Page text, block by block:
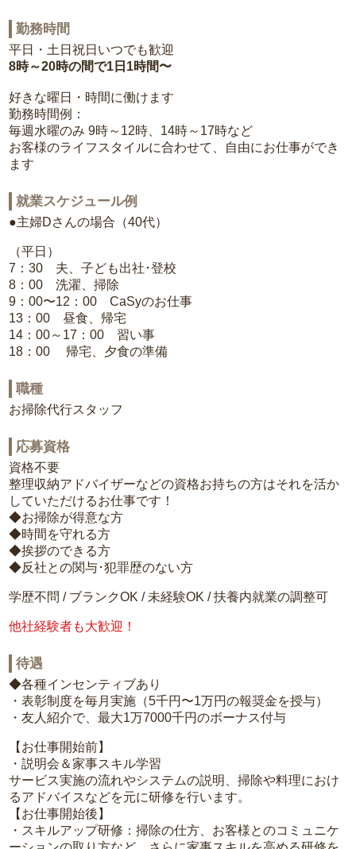
勤務時間
平日・土日祝日いつでも歓迎
8時～20時の間で1日1時間〜
好きな曜日・時間に働けます
勤務時間例：
毎週水曜のみ 9時～12時、14時～17時など
お客様のライフスタイルに合わせて、自由にお仕事ができ
ます
就業スケジュール例
●主婦Dさんの場合（40代）
（平日）
7：30 夫、子ども出社･登校
8：00 洗濯、掃除
9：00〜12：00 CaSyのお仕事
13：00 昼食、帰宅
14：00～17：00 習い事
18：00 帰宅、夕食の準備
職種
お掃除代行スタッフ
応募資格
資格不要
整理収納アドバイザーなどの資格お持ちの方はそれを活か
していただけるお仕事です！
◆お掃除が得意な方
◆時間を守れる方
◆挨拶のできる方
◆反社との関与･犯罪歴のない方
学歴不問 / ブランクOK / 未経験OK / 扶養内就業の調整可
他社経験者も大歓迎！
待遇
◆各種インセンティブあり
・表彰制度を毎月実施（5千円〜1万円の報奨金を授与）
・友人紹介で、最大1万7000千円のボーナス付与
【お仕事開始前】
・説明会＆家事スキル学習
サービス実施の流れやシステムの説明、掃除や料理におけ
るアドバイスなどを元に研修を行います。
【お仕事開始後】
・スキルアップ研修：掃除の仕方、お客様とのコミュニケ